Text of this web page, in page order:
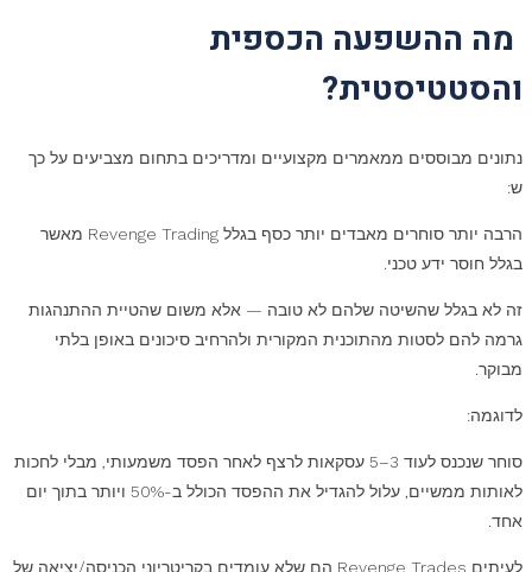
מה ההשפעה הכספית
והסטטיסטית?
נתונים מבוססים ממאמרים מקצועיים ומדריכים בתחום מצביעים על כך
ש:
הרבה יותר סוחרים מאבדים יותר כסף בגלל Revenge Trading מאשר
בגלל חוסר ידע טכני.
זה לא בגלל שהשיטה שלהם לא טובה — אלא משום שהטיית ההתנהגות
גרמה להם לסטות מהתוכנית המקורית ולהרחיב סיכונים באופן בלתי
מבוקר.
לדוגמה:
סוחר שנכנס לעוד 3–5 עסקאות לרצף לאחר הפסד משמעותי, מבלי לחכות
לאותות ממשיים, עלול להגדיל את ההפסד הכולל ב-50% ויותר בתוך יום
אחד.
לעיתים Revenge Trades הם שלא עומדים בקריטריוני הכניסה/יציאה של